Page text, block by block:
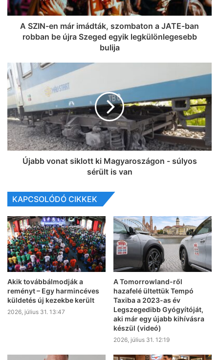
A SZIN-en már imádták, szombaton a JATE-ban
robban be újra Szeged egyik legkülönlegesebb
bulija
Újabb vonat siklott ki Magyaroszágon - súlyos
sérült is van
KAPCSOLÓDÓ CIKKEK
Akik továbbálmodják a
reményt – Egy harmincéves
küldetés új kezekbe került
2026, július 31. 13:47
A Tomorrowland-ről
hazafelé ültettük Tempó
Taxiba a 2023-as év
Legszegedibb Gyógyítóját,
aki már egy újabb kihívásra
készül (videó)
2026, július 31. 12:19